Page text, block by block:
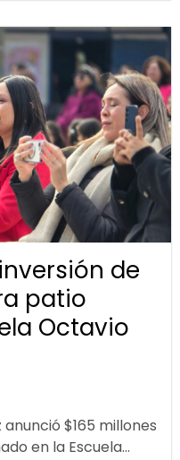
de
patio
Octavio
$165 millones
en la Escuela...